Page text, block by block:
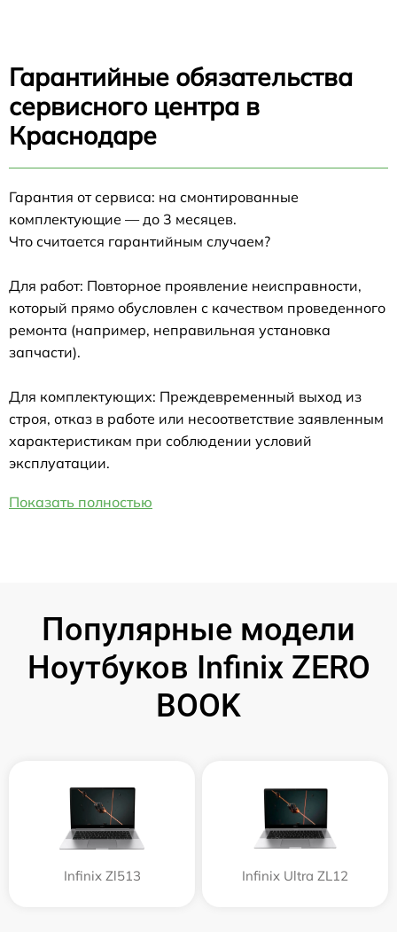
Гарантийные обязательства
сервисного центра в
Краснодаре
Гарантия от сервиса: на смонтированные
комплектующие — до 3 месяцев.
Что считается гарантийным случаем?
Для работ: Повторное проявление неисправности,
который прямо обусловлен с качеством проведенного
ремонта (например, неправильная установка
запчасти).
Для комплектующих: Преждевременный выход из
строя, отказ в работе или несоответствие заявленным
характеристикам при соблюдении условий
эксплуатации.
Показать полностью
Популярные модели
Ноутбуков Infinix ZERO
BOOK
Infinix Zl513 Infinix Ultra ZL12